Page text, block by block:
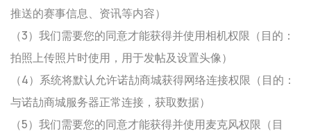
推送的赛事信息、资讯等内容）
（3）我们需要您的同意才能获得并使用相机权限（目的：
拍照上传照片时使用，用于发帖及设置头像）
（4）系统将默认允许诺劼商城获得网络连接权限（目的：
与诺劼商城服务器正常连接，获取数据）
（5）我们需要您的同意才能获得并使用麦克风权限（目